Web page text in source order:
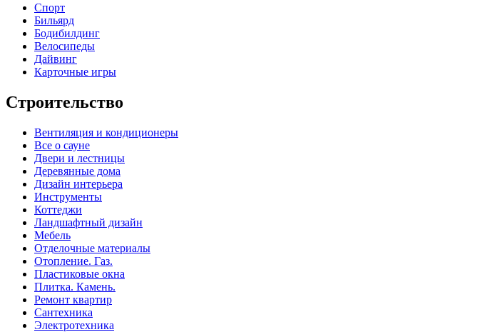
Спорт
Бильярд
Бодибилдинг
Велосипеды
Дайвинг
Карточные игры
Строительство
Вентиляция и кондиционеры
Все о сауне
Двери и лестницы
Деревянные дома
Дизайн интерьера
Инструменты
Коттеджи
Ландшафтный дизайн
Мебель
Отделочные материалы
Отопление. Газ.
Пластиковые окна
Плитка. Камень.
Ремонт квартир
Сантехника
Электротехника